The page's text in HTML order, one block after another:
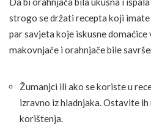
strogo se držati recepta koji
par savjeta koje iskusne domaćice
makovnjače i orahnjače bile
Žumanjci ili ako se koriste u
izravno iz hladnjaka. Ostavite
korištenja.